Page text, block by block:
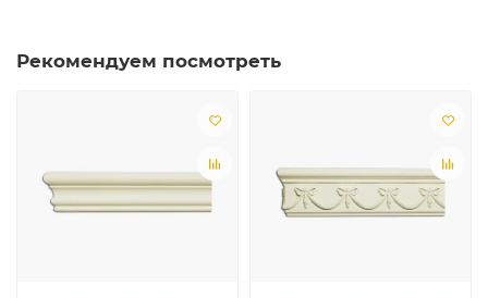
Рекомендуем посмотреть